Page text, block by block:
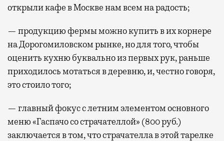
открыли кафе в Москве нам всем на радость;
— продукцию фермы можно купить в их корнере
на Дорогомиловском рынке, но для того, чтобы
оценить кухню буквально из первых рук, раньше
приходилось мотаться в деревню, и, честно говоря,
это стоило того;
— главный фокус с летним элементом основного
меню «Гаспачо со страчателлой» (800 руб.)
заключается в том, что страчателла в этой тарелке